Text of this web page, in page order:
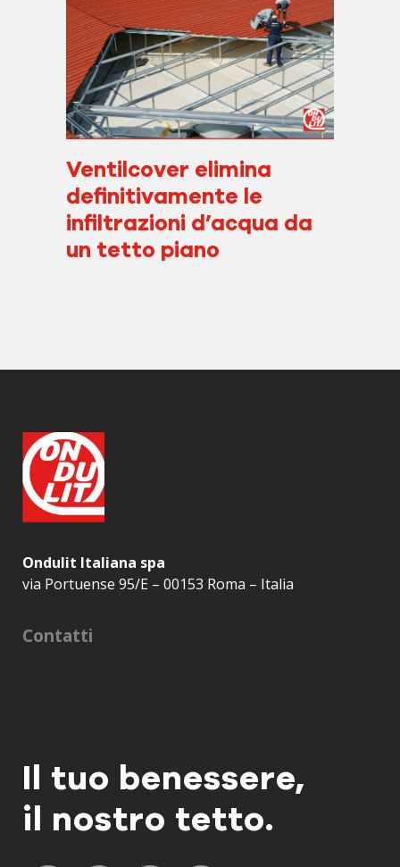
Ventilcover elimina
definitivamente le
infiltrazioni d’acqua da
un tetto piano
Ondulit Italiana spa
via Portuense 95/E – 00153 Roma – Italia
Contatti
Il tuo benessere,
il nostro tetto.